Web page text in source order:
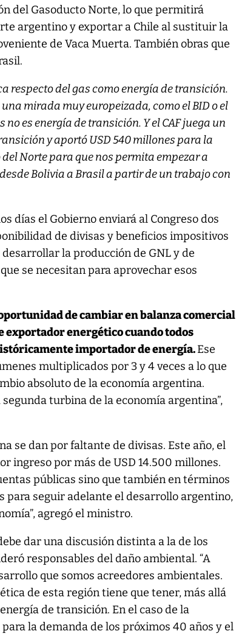
del Gasoducto Norte, lo que permitirá
argentino y exportar a Chile al sustituir la
de Vaca Muerta. También obras que
respecto del gas como energía de transición.
mirada muy europeizada, como el BID o el
es energía de transición. Y el CAF juega un
y aportó USD 540 millones para la
Norte para que nos permita empezar a
Bolivia a Brasil a partir de un trabajo con
días el Gobierno enviará al Congreso dos
de divisas y beneficios impositivos
la producción de GNL y de
se necesitan para aprovechar esos
de cambiar en balanza comercial
exportador energético cuando todos
importador de energía.Ese
multiplicados por 3 y 4 veces a lo que
absoluto de la economía argentina.
turbina de la economía argentina”,
se dan por faltante de divisas. Este año, el
ingreso por más de USD 14.500 millones.
públicas sino que también en términos
para seguir adelante el desarrollo argentino,
agregó el ministro.
dar una discusión distinta a la de los
responsables del daño ambiental. “A
que somos acreedores ambientales.
de esta región tiene que tener, más allá
de transición. En el caso de la
la demanda de los próximos 40 años y el